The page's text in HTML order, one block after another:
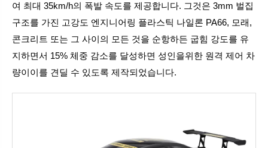
여 최대 35km/h의 폭발 속도를 제공합니다. 그것은 3mm 벌집
구조를 가진 고강도 엔지니어링 플라스틱 나일론 PA66, 모래,
콘크리트 또는 그 사이의 모든 것을 순항하든 굽힘 강도를 유
지하면서 15% 체중 감소를 달성하면 성인을위한 원격 제어 차
량이이를 견딜 수 있도록 제작되었습니다.